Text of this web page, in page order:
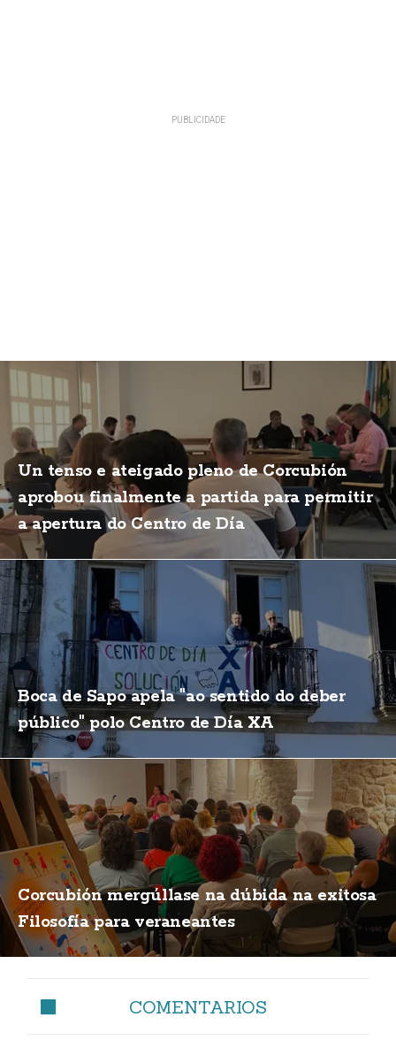
Un tenso e ateigado pleno de Corcubión
aprobou finalmente a partida para permitir
a apertura do Centro de Día
Boca de Sapo apela "ao sentido do deber
público" polo Centro de Día XA
Corcubión mergúllase na dúbida na exitosa
Filosofía para veraneantes
COMENTARIOS